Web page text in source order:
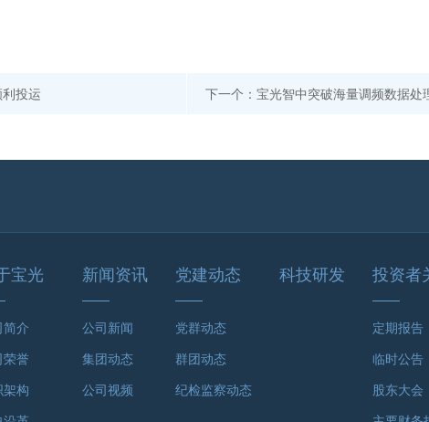
投运 下一个：宝光智中突破海量调频数据
宝光
介
荣誉
构
新闻资讯
公司新闻
集团动态
公司视频
党建动态
党群动态
群团动态
纪检监察动态
科技研发 投资者
定期报告
临时公告
股东大会